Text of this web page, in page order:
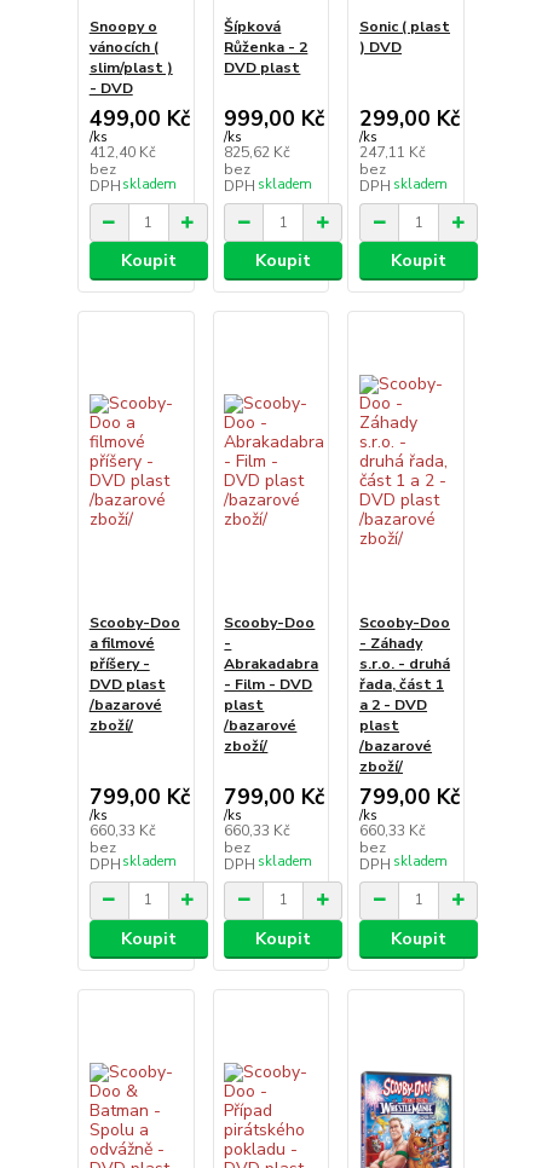
Snoopy o
vánocích (
slim/plast )
- DVD
499,00 Kč
/ks
412,40 Kč
bez
DPH skladem
Koupit
Šípková
Růženka - 2
DVD plast
999,00 Kč
/ks
825,62 Kč
bez
DPH skladem
Koupit
Sonic ( plast
) DVD
299,00 Kč
/ks
247,11 Kč
bez
DPH skladem
Koupit
Scooby-Doo
a filmové
příšery -
DVD plast
/bazarové
zboží/
799,00 Kč
/ks
660,33 Kč
bez
DPH skladem
Koupit
Scooby-Doo
-
Abrakadabra
- Film - DVD
plast
/bazarové
zboží/
799,00 Kč
/ks
660,33 Kč
bez
DPH skladem
Koupit
Scooby-Doo
- Záhady
s.r.o. - druhá
řada, část 1
a 2 - DVD
plast
/bazarové
zboží/
799,00 Kč
/ks
660,33 Kč
bez
DPH skladem
Koupit